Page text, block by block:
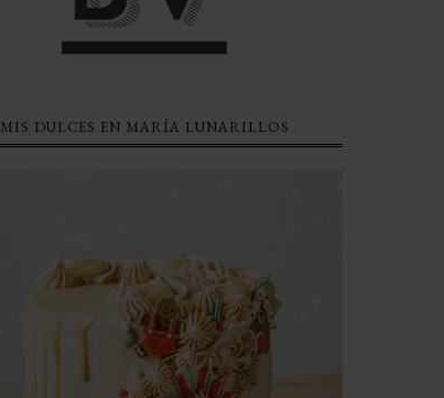
MIS DULCES EN MARÍA LUNARILLOS